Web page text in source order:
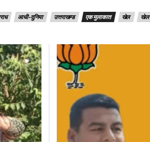
आधी-दुनिया उत्तराखण्ड एक मुलाकात खेल खेल